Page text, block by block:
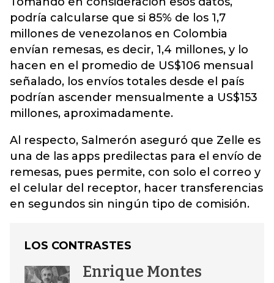
podría calcularse que si 85% de los 1,7
millones de venezolanos en Colombia
envían remesas, es decir, 1,4 millones, y lo
hacen en el promedio de US$106 mensual
señalado, los envíos totales desde el país
podrían ascender mensualmente a US$153
millones, aproximadamente.
Al respecto, Salmerón aseguró que Zelle es
una de las apps predilectas para el envío de
remesas, pues permite, con solo el correo y
el celular del receptor, hacer transferencias
en segundos sin ningún tipo de comisión.
LOS CONTRASTES
Enrique Montes